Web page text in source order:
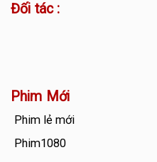
Đối tác :
Phim Mới
Phim lẻ mới
Phim1080